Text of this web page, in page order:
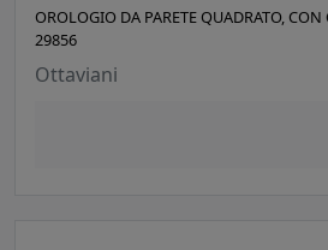
OROLOGIO DA PARETE QUADRATO, CON
29856
Ottaviani